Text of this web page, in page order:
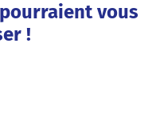
vous
!